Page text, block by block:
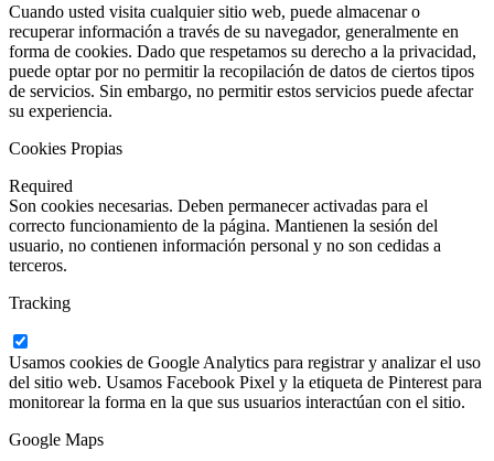
Cuando usted visita cualquier sitio web, puede almacenar o
recuperar información a través de su navegador, generalmente en
forma de cookies. Dado que respetamos su derecho a la privacidad,
puede optar por no permitir la recopilación de datos de ciertos tipos
de servicios. Sin embargo, no permitir estos servicios puede afectar
su experiencia.
Cookies Propias
Required
Son cookies necesarias. Deben permanecer activadas para el
correcto funcionamiento de la página. Mantienen la sesión del
usuario, no contienen información personal y no son cedidas a
terceros.
Tracking
Usamos cookies de Google Analytics para registrar y analizar el uso
del sitio web. Usamos Facebook Pixel y la etiqueta de Pinterest para
monitorear la forma en la que sus usuarios interactúan con el sitio.
Google Maps